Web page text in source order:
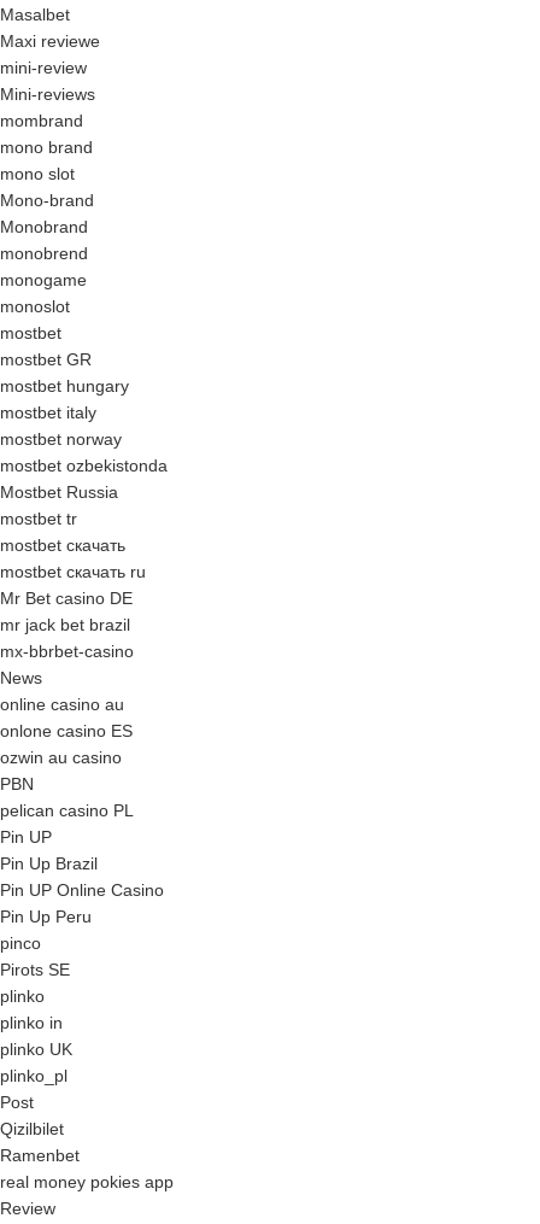
Masalbet
Maxi reviewe
mini-review
Mini-reviews
mombrand
mono brand
mono slot
Mono-brand
Monobrand
monobrend
monogame
monoslot
mostbet
mostbet GR
mostbet hungary
mostbet italy
mostbet norway
mostbet ozbekistonda
Mostbet Russia
mostbet tr
mostbet скачать
mostbet скачать ru
Mr Bet casino DE
mr jack bet brazil
mx-bbrbet-casino
News
online casino au
onlone casino ES
ozwin au casino
PBN
pelican casino PL
Pin UP
Pin Up Brazil
Pin UP Online Casino
Pin Up Peru
pinco
Pirots SE
plinko
plinko in
plinko UK
plinko_pl
Post
Qizilbilet
Ramenbet
real money pokies app
Review